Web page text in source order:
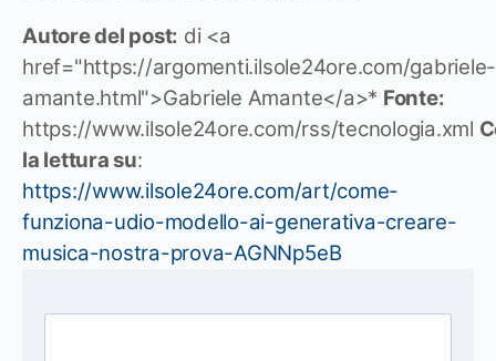
Autore del post: di <a
href="https://argomenti.ilsole24ore.com/gabriele-
amante.html">Gabriele Amante</a>* Fonte:
https://www.ilsole24ore.com/rss/tecnologia.xml
la lettura su:
https://www.ilsole24ore.com/art/come-
funziona-udio-modello-ai-generativa-creare-
musica-nostra-prova-AGNNp5eB